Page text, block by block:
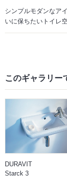
シンプルモダンなア
いに保ちたいトイレ空
このギャラリー
DURAVIT
Starck 3